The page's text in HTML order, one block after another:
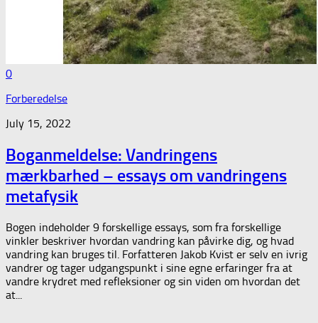
0
Forberedelse
July 15, 2022
Boganmeldelse: Vandringens
mærkbarhed – essays om vandringens
metafysik
Bogen indeholder 9 forskellige essays, som fra forskellige
vinkler beskriver hvordan vandring kan påvirke dig, og hvad
vandring kan bruges til. Forfatteren Jakob Kvist er selv en ivrig
vandrer og tager udgangspunkt i sine egne erfaringer fra at
vandre krydret med refleksioner og sin viden om hvordan det
at...